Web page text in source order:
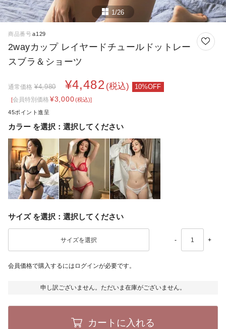
1/26
商品番号 a129
2wayカップ レイヤードチュールドットレー
スブラ＆ショーツ
通常価格 ¥4,980 ¥4,482 税込
会員特別価格 ¥3,000 税込
45
カラー 選択してください
サイズ 選択してください
- +
会員価格で購入するにはログインが必要です。
申し訳ございません。ただいま在庫がございません。
カートに入れる